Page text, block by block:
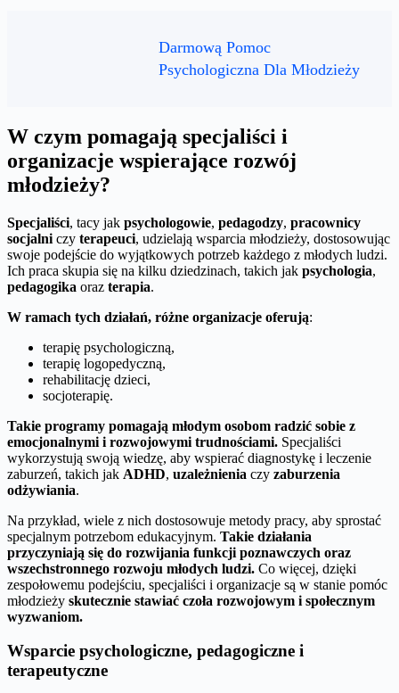
Darmową Pomoc
Psychologiczna Dla Młodzieży
W czym pomagają specjaliści i
organizacje wspierające rozwój
młodzieży?
Specjaliści, tacy jak psychologowie, pedagodzy, pracownicy
socjalni czy terapeuci, udzielają wsparcia młodzieży, dostosowując
swoje podejście do wyjątkowych potrzeb każdego z młodych ludzi.
Ich praca skupia się na kilku dziedzinach, takich jak psychologia,
pedagogika oraz terapia.
W ramach tych działań, różne organizacje oferują:
terapię psychologiczną,
terapię logopedyczną,
rehabilitację dzieci,
socjoterapię.
Takie programy pomagają młodym osobom radzić sobie z
emocjonalnymi i rozwojowymi trudnościami. Specjaliści
wykorzystują swoją wiedzę, aby wspierać diagnostykę i leczenie
zaburzeń, takich jak ADHD, uzależnienia czy zaburzenia
odżywiania.
Na przykład, wiele z nich dostosowuje metody pracy, aby sprostać
specjalnym potrzebom edukacyjnym. Takie działania
przyczyniają się do rozwijania funkcji poznawczych oraz
wszechstronnego rozwoju młodych ludzi. Co więcej, dzięki
zespołowemu podejściu, specjaliści i organizacje są w stanie pomóc
młodzieży skutecznie stawiać czoła rozwojowym i społecznym
wyzwaniom.
Wsparcie psychologiczne, pedagogiczne i
terapeutyczne